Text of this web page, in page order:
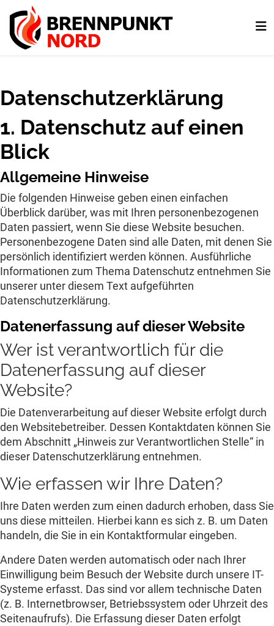
Datenschutz­erklärung
1. Datenschutz auf einen
Blick
Allgemeine Hinweise
Die folgenden Hinweise geben einen einfachen
Überblick darüber, was mit Ihren personenbezogenen
Daten passiert, wenn Sie diese Website besuchen.
Personenbezogene Daten sind alle Daten, mit denen Sie
persönlich identifiziert werden können. Ausführliche
Informationen zum Thema Datenschutz entnehmen Sie
unserer unter diesem Text aufgeführten
Datenschutzerklärung.
Datenerfassung auf dieser Website
Wer ist verantwortlich für die
Datenerfassung auf dieser
Website?
Die Datenverarbeitung auf dieser Website erfolgt durch
den Websitebetreiber. Dessen Kontaktdaten können Sie
dem Abschnitt „Hinweis zur Verantwortlichen Stelle“ in
dieser Datenschutzerklärung entnehmen.
Wie erfassen wir Ihre Daten?
Ihre Daten werden zum einen dadurch erhoben, dass Sie
uns diese mitteilen. Hierbei kann es sich z. B. um Daten
handeln, die Sie in ein Kontaktformular eingeben.
Andere Daten werden automatisch oder nach Ihrer
Einwilligung beim Besuch der Website durch unsere IT-
Systeme erfasst. Das sind vor allem technische Daten
(z. B. Internetbrowser, Betriebssystem oder Uhrzeit des
Seitenaufrufs). Die Erfassung dieser Daten erfolgt